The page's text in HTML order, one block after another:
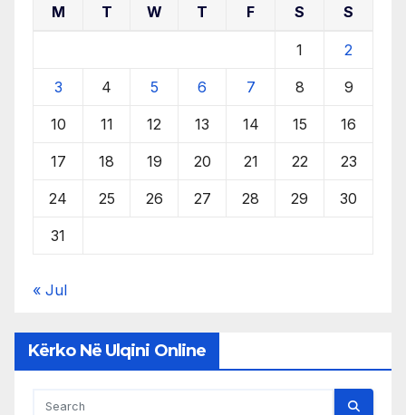
M T W T F S S
1 2
3 4 5 6 7 8 9
10 11 12 13 14 15 16
17 18 19 20 21 22 23
24 25 26 27 28 29 30
31
« Jul
Kërko Në Ulqini Online